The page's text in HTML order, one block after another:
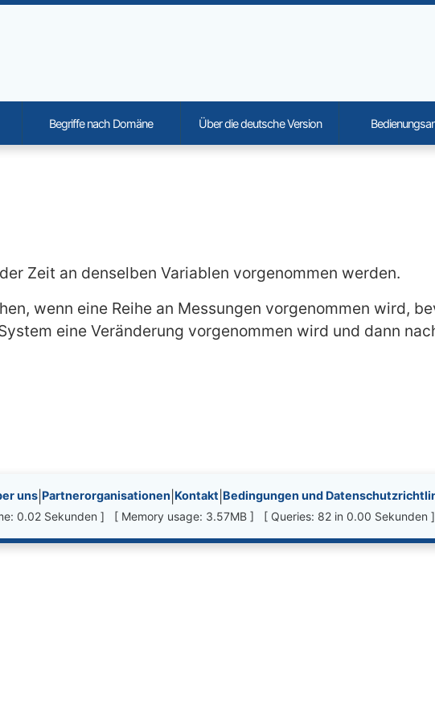
and content
Zeit an denselben Variablen vorgenommen werden.
wenn eine Reihe an Messungen vorgenommen wird,
eine Veränderung vorgenommen wird und dann
etc.
uns Partnerorganisationen Kontakt Bedingungen und
0.02 Sekunden ] [ Memory usage: 3.57MB ] [ Queries: 82 in 0.00 Sekunden ]
Begriffe nach Domäne Über die deutsche Version